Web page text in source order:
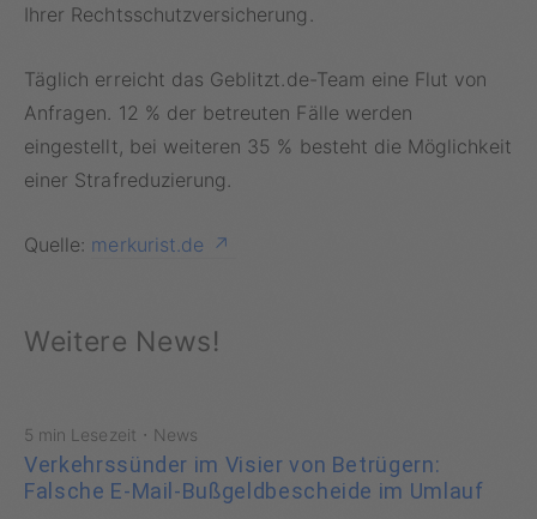
Ihrer Rechtsschutzversicherung.
Täglich erreicht das Geblitzt.de-Team eine Flut von
Anfragen. 12 % der betreuten Fälle werden
eingestellt, bei weiteren 35 % besteht die Möglichkeit
einer Strafreduzierung.
Quelle: merkurist.de
Weitere News!
5 min Lesezeit · News
Verkehrssünder im Visier von Betrügern:
Falsche E-Mail-Bußgeldbescheide im Umlauf